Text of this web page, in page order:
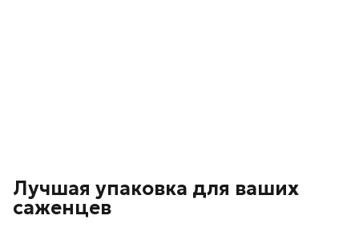
Лучшая упаковка для ваших
саженцев